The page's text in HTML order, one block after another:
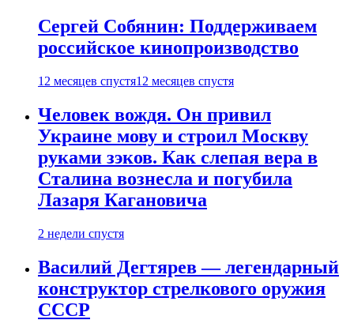
Сергей Собянин: Поддерживаем
российское кинопроизводство
12 месяцев спустя12 месяцев спустя
Человек вождя. Он привил
Украине мову и строил Москву
руками зэков. Как слепая вера в
Сталина вознесла и погубила
Лазаря Кагановича
2 недели спустя
Василий Дегтярев — легендарный
конструктор стрелкового оружия
СССР